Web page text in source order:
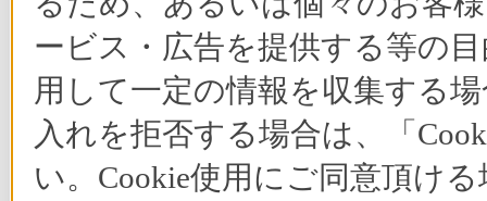
ービス・広告を提供する等の
用して一定の情報を収集する
入れを拒否する場合は、「
い。Cookie使用にご同意頂け